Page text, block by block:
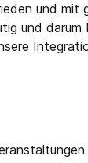
und
und